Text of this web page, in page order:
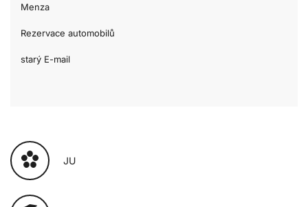
Menza
Rezervace automobilů
starý E-mail
JU